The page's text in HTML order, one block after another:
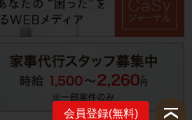
会員登録(無料)